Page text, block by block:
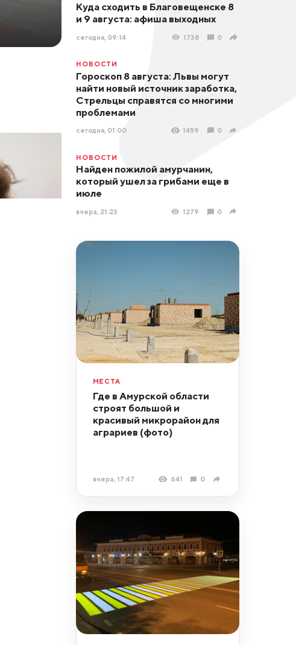
Куда сходить в Благовещенске 8
и 9 августа: афиша выходных
сегодня, 09:14 1738 0
НОВОСТИ
Гороскоп 8 августа: Львы могут
найти новый источник заработка,
Стрельцы справятся со многими
проблемами
сегодня, 01:00 1459 0
НОВОСТИ
Найден пожилой амурчанин,
который ушел за грибами еще в
июле
вчера, 21:23 1279 0
МЕСТА
Где в Амурской области
строят большой и
красивый микрорайон для
аграриев (фото)
вчера, 17:47 641 0